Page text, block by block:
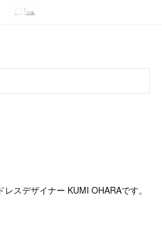
スデザイナー KUMI OHARAです。